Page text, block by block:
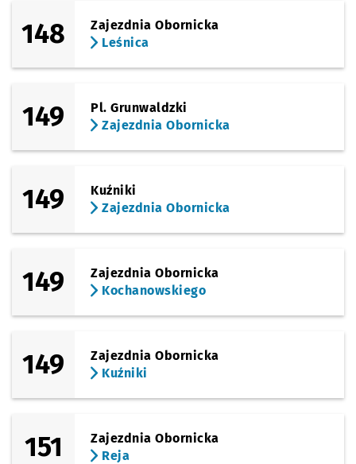
148
Zajezdnia Obornicka
Leśnica
149
Pl. Grunwaldzki
Zajezdnia Obornicka
149
Kuźniki
Zajezdnia Obornicka
149
Zajezdnia Obornicka
Kochanowskiego
149
Zajezdnia Obornicka
Kuźniki
151
Zajezdnia Obornicka
Reja